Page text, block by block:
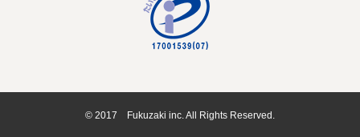
© 2017 Fukuzaki inc. All Rights Reserved.